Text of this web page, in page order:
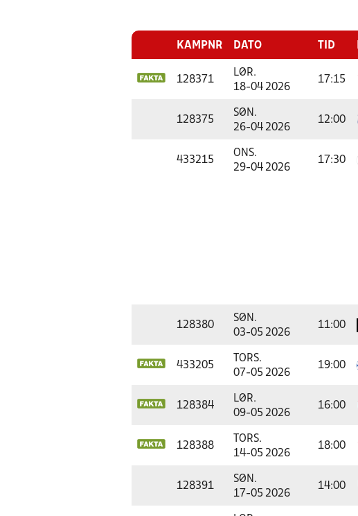
KAMPNR DATO TID
128371
LØR.
18-04 2026
17:15
128375
SØN.
26-04 2026
12:00
433215
ONS.
29-04 2026
17:30
128380
SØN.
03-05 2026
11:00
433205
TORS.
07-05 2026
19:00
128384
LØR.
09-05 2026
16:00
128388
TORS.
14-05 2026
18:00
128391
SØN.
17-05 2026
14:00